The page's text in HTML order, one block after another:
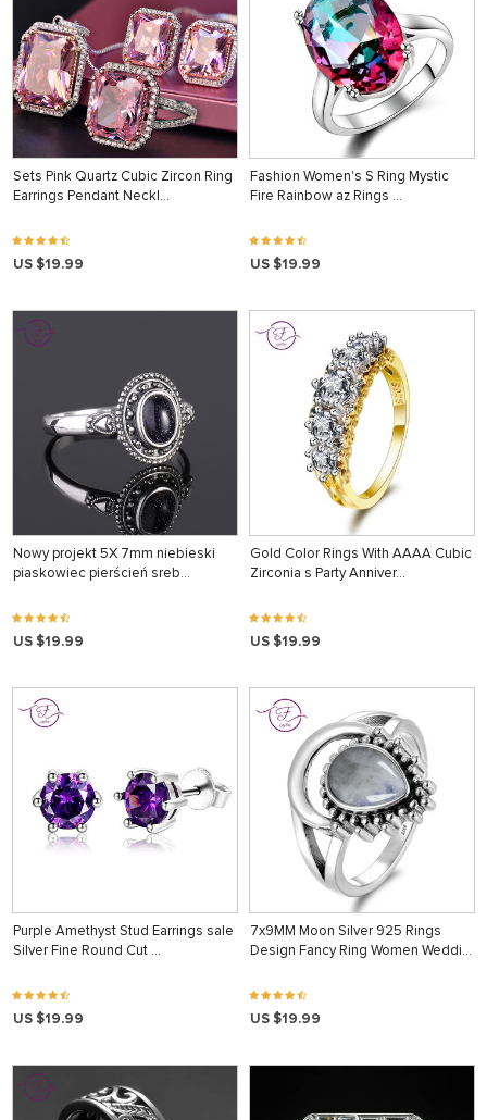
Sets Pink Quartz Cubic Zircon Ring
Earrings Pendant Neckl…
US $19.99
Fashion Women's S Ring Mystic
Fire Rainbow az Rings …
US $19.99
Nowy projekt 5X 7mm niebieski
piaskowiec pierścień sreb…
US $19.99
Gold Color Rings With AAAA Cubic
Zirconia s Party Anniver…
US $19.99
Purple Amethyst Stud Earrings sale
Silver Fine Round Cut …
US $19.99
7x9MM Moon Silver 925 Rings
Design Fancy Ring Women Weddi…
US $19.99